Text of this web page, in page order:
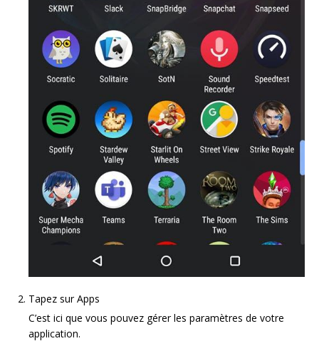
Tapez sur Apps
C’est ici que vous pouvez gérer les paramètres de votre
application.